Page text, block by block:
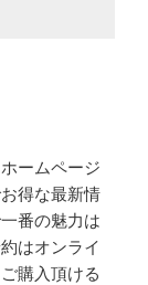
ホームページ
得な最新情
番の魅力は
はオンライ
購入頂ける